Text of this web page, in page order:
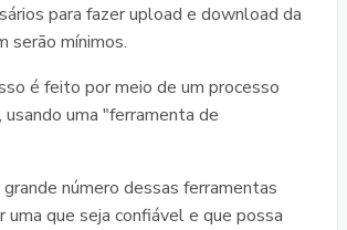
para fazer upload e download da
serão mínimos.
é feito por meio de um processo
uma "ferramenta de
grande número dessas ferramentas
uma que seja confiável e que possa